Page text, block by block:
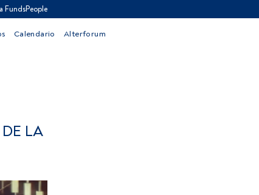
FundsPeople
Calendario Alterforum
LA